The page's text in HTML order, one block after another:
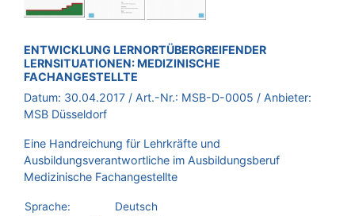
BROSCHÜRE:
ENTWICKLUNG LERNORTÜBERGREIFENDER
LERNSITUATIONEN: MEDIZINISCHE
FACHANGESTELLTE
Datum: 30.04.2017 / Art.-Nr.: MSB-D-0005 / Anbieter:
MSB Düsseldorf
Eine Handreichung für Lehrkräfte und
Ausbildungsverantwortliche im Ausbildungsberuf
Medizinische Fachangestellte
Sprache:
Deutsch